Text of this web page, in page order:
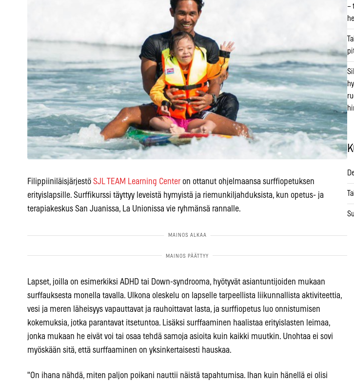
Filippiiniläisjärjestö SJL TEAM Learning Center on ottanut ohjelmaansa surffiopetuksen
erityislapsille. Surffikurssi täyttyy leveistä hymyistä ja riemunkiljahduksista, kun opetus- ja
terapiakeskus San Juanissa, La Unionissa vie ryhmänsä rannalle.
Lapset, joilla on esimerkiksi ADHD tai Down-syndrooma, hyötyvät asiantuntijoiden mukaan
surffauksesta monella tavalla. Ulkona oleskelu on lapselle tarpeellista liikunnallista aktiviteettia,
vesi ja meren läheisyys vapauttavat ja rauhoittavat lasta, ja surffiopetus luo onnistumisen
kokemuksia, jotka parantavat itsetuntoa. Lisäksi surffaaminen haalistaa erityislasten leimaa,
jonka mukaan he eivät voi tai osaa tehdä samoja asioita kuin kaikki muutkin. Unohtaa ei sovi
myöskään sitä, että surffaaminen on yksinkertaisesti hauskaa.
"On ihana nähdä, miten paljon poikani nauttii näistä tapahtumisa. Ihan kuin hänellä ei olisi
–